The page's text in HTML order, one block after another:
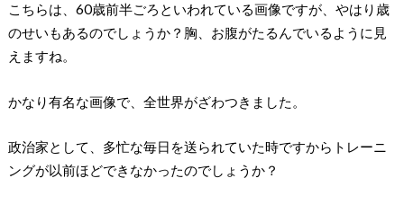
こちらは、60歳前半ごろといわれている画像ですが、やはり歳
のせいもあるのでしょうか？胸、お腹がたるんでいるように見
えますね。
かなり有名な画像で、全世界がざわつきました。
政治家として、多忙な毎日を送られていた時ですからトレーニ
ングが以前ほどできなかったのでしょうか？